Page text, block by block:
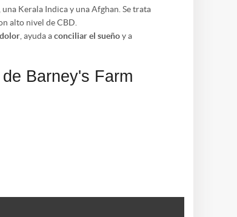
Kerala Indica y una Afghan. Se trata
alto nivel de CBD.
, ayuda aconciliar el sueñoy a
Barney's Farm